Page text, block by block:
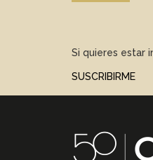
Si quieres estar
SUSCRIBIRME